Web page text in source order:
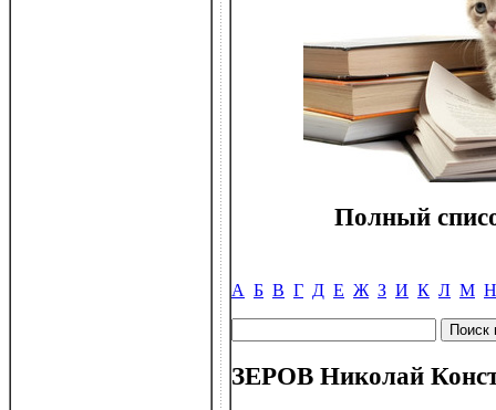
Полный
А Б В Г Д Е Ж З И К Л М Н
ЗЕРОВ Николай